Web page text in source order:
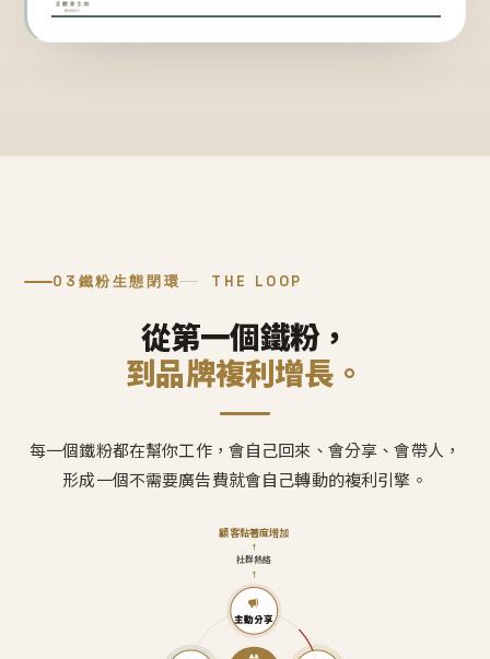
03 鐵粉生態閉環 THE LOOP
從第一個鐵粉，
到品牌複利增長。
每一個鐵粉都在幫你工作，會自己回來、會分享、會帶人，
形成一個不需要廣告費就會自己轉動的複利引擎。
主動分享
↑
社群熱絡
↑
顧客黏著度增加